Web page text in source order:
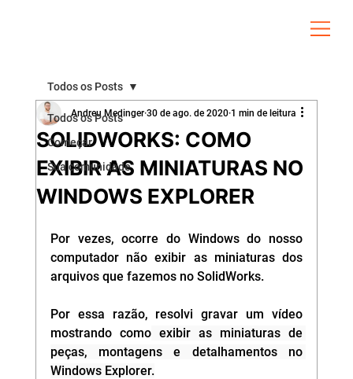
Todos os Posts
Começar
Sua comunidade
Todos os Posts
SOLIDWORKS: COMO
EXIBIR AS MINIATURAS NO
WINDOWS EXPLORER
Andreu Medinger 30 de ago. de 2020 1 min de leitura
Por vezes, ocorre do Windows do nosso
computador não exibir as miniaturas dos
arquivos que fazemos no SolidWorks.
Por essa razão, resolvi gravar um vídeo
mostrando como exibir as miniaturas de
peças, montagens e detalhamentos no
Windows Explorer.